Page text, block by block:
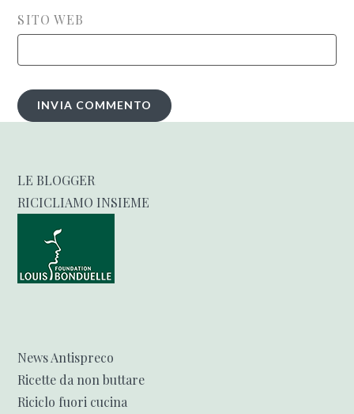
SITO WEB
LE BLOGGER
RICICLIAMO INSIEME
News Antispreco
Ricette da non buttare
Riciclo fuori cucina